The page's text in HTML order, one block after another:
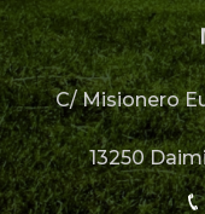
C/ Misionero
13250